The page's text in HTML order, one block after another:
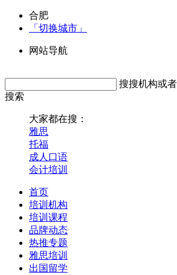
合肥
「切换城市」
网站导航
搜搜机构或
搜索
大家都在搜：
雅思
托福
成人口语
会计培训
首页
培训机构
培训课程
品牌动态
热推专题
雅思培训
出国留学